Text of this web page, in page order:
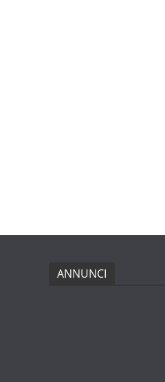
ANNUNCI